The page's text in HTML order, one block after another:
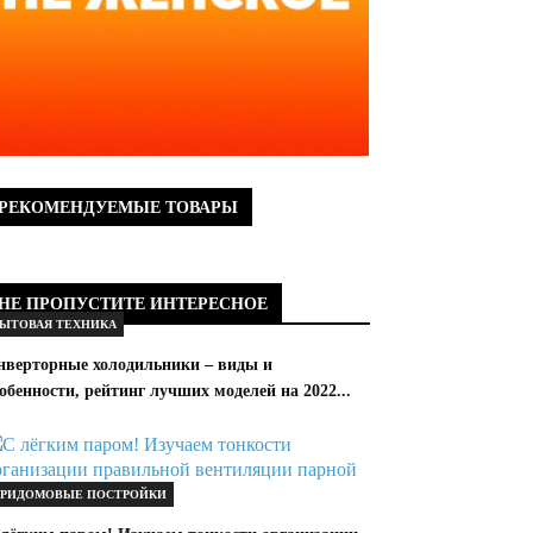
ТОВАРЫ
ПРОПУСТИТЕ ИНТЕРЕСНОЕ
ТЕХНИКА
холодильники – виды и
рейтинг лучших моделей на 2022...
ПОСТРОЙКИ